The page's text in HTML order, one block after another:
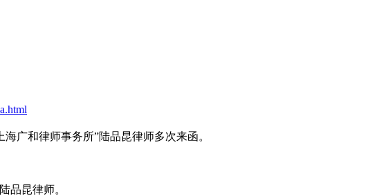
海广和律师事务所”陆品昆律师多次来函。
陆品昆律师。